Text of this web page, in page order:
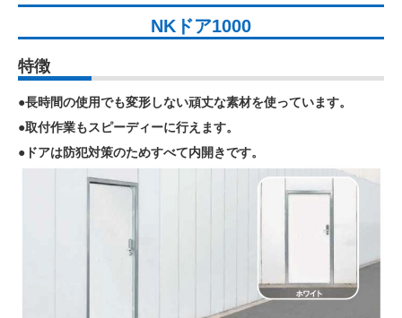
NKドア1000
特徴
●長時間の使用でも変形しない頑丈な素材を使っています。
●取付作業もスピーディーに行えます。
●ドアは防犯対策のためすべて内開きです。